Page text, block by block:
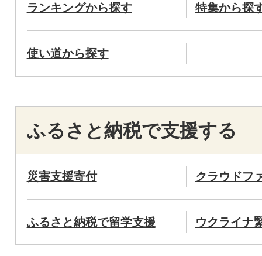
ランキングから探す 特集から探
使い道から探す
ふるさと納税で支援する
災害支援寄付 クラウドフ
ふるさと納税で留学支援 ウクライナ